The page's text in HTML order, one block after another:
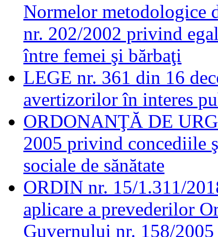
Normelor metodologice
nr. 202/2002 privind
între femei şi bărbaţi
LEGE nr. 361 din 16
avertizorilor în interes
ORDONANŢĂ DE
2005 privind concediile
sociale de sănătate
ORDIN nr. 15/1.311/
aplicare a prevederilor
Guvernului nr. 158/